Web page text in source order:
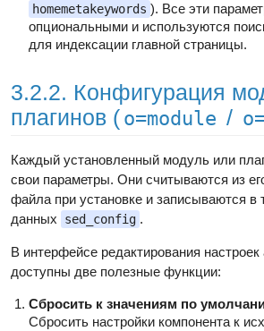
homemetakeywords ). Все эти
опциональными и используются
для индексации главной страницы.
3.2.2. Конфигурация
плагинов (o=module /
Каждый установленный модуль или
свои параметры. Они считываются из
файла при установке и записываются в
данных
sed_config .
В интерфейсе редактирования
доступны две полезные функции:
Сбросить к значениям по
Сбросить настройки компонента к